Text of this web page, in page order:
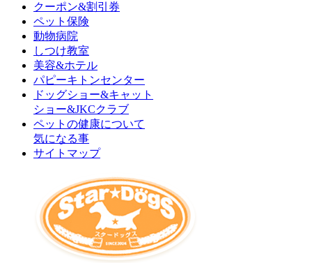
クーポン&割引券
ペット保険
動物病院
しつけ教室
美容&ホテル
パピーキトンセンター
ドッグショー&キャット
ショー&JKCクラブ
ペットの健康について
気になる事
サイトマップ